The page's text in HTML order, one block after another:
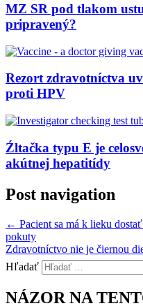
MZ SR pod tlakom
pripravený?
Rezort zdravotníctva
proti HPV
Źltačka typu E je
akútnej hepatitídy
Post navigation
← Pacient sa má k lieku
pokuty
Zdravotníctvo nie je čiernou
Hľadať
NÁZOR NA